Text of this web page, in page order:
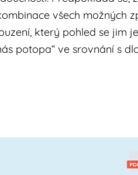
všech možných
který pohled se jim
potopa“ ve srovnání s